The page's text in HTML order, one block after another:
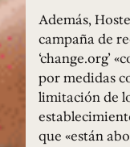
Además,
campaña de
‘change.org’
por medidas
limitación de
que «están